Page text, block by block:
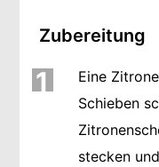
Zubereitung
1
Eine
Schieben
stecken